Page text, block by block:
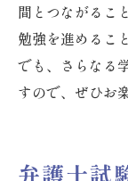
間とつながるこ
勉強を進めるこ
でも、さらなる
すので、ぜひお
弁護士試